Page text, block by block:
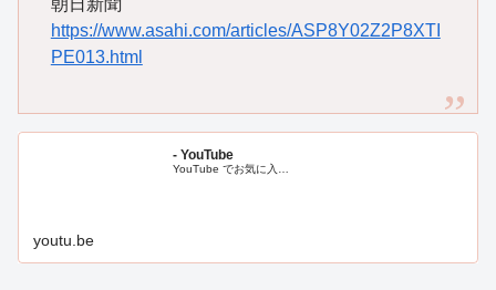
https://www.asahi.com/articles/ASP8Y02Z2P8XTI
PE013.html
- YouTube
YouTube でお気に入…
youtu.be